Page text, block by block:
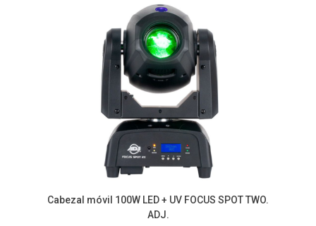
Cabezal móvil 100W LED + UV FOCUS SPOT TWO.
ADJ.